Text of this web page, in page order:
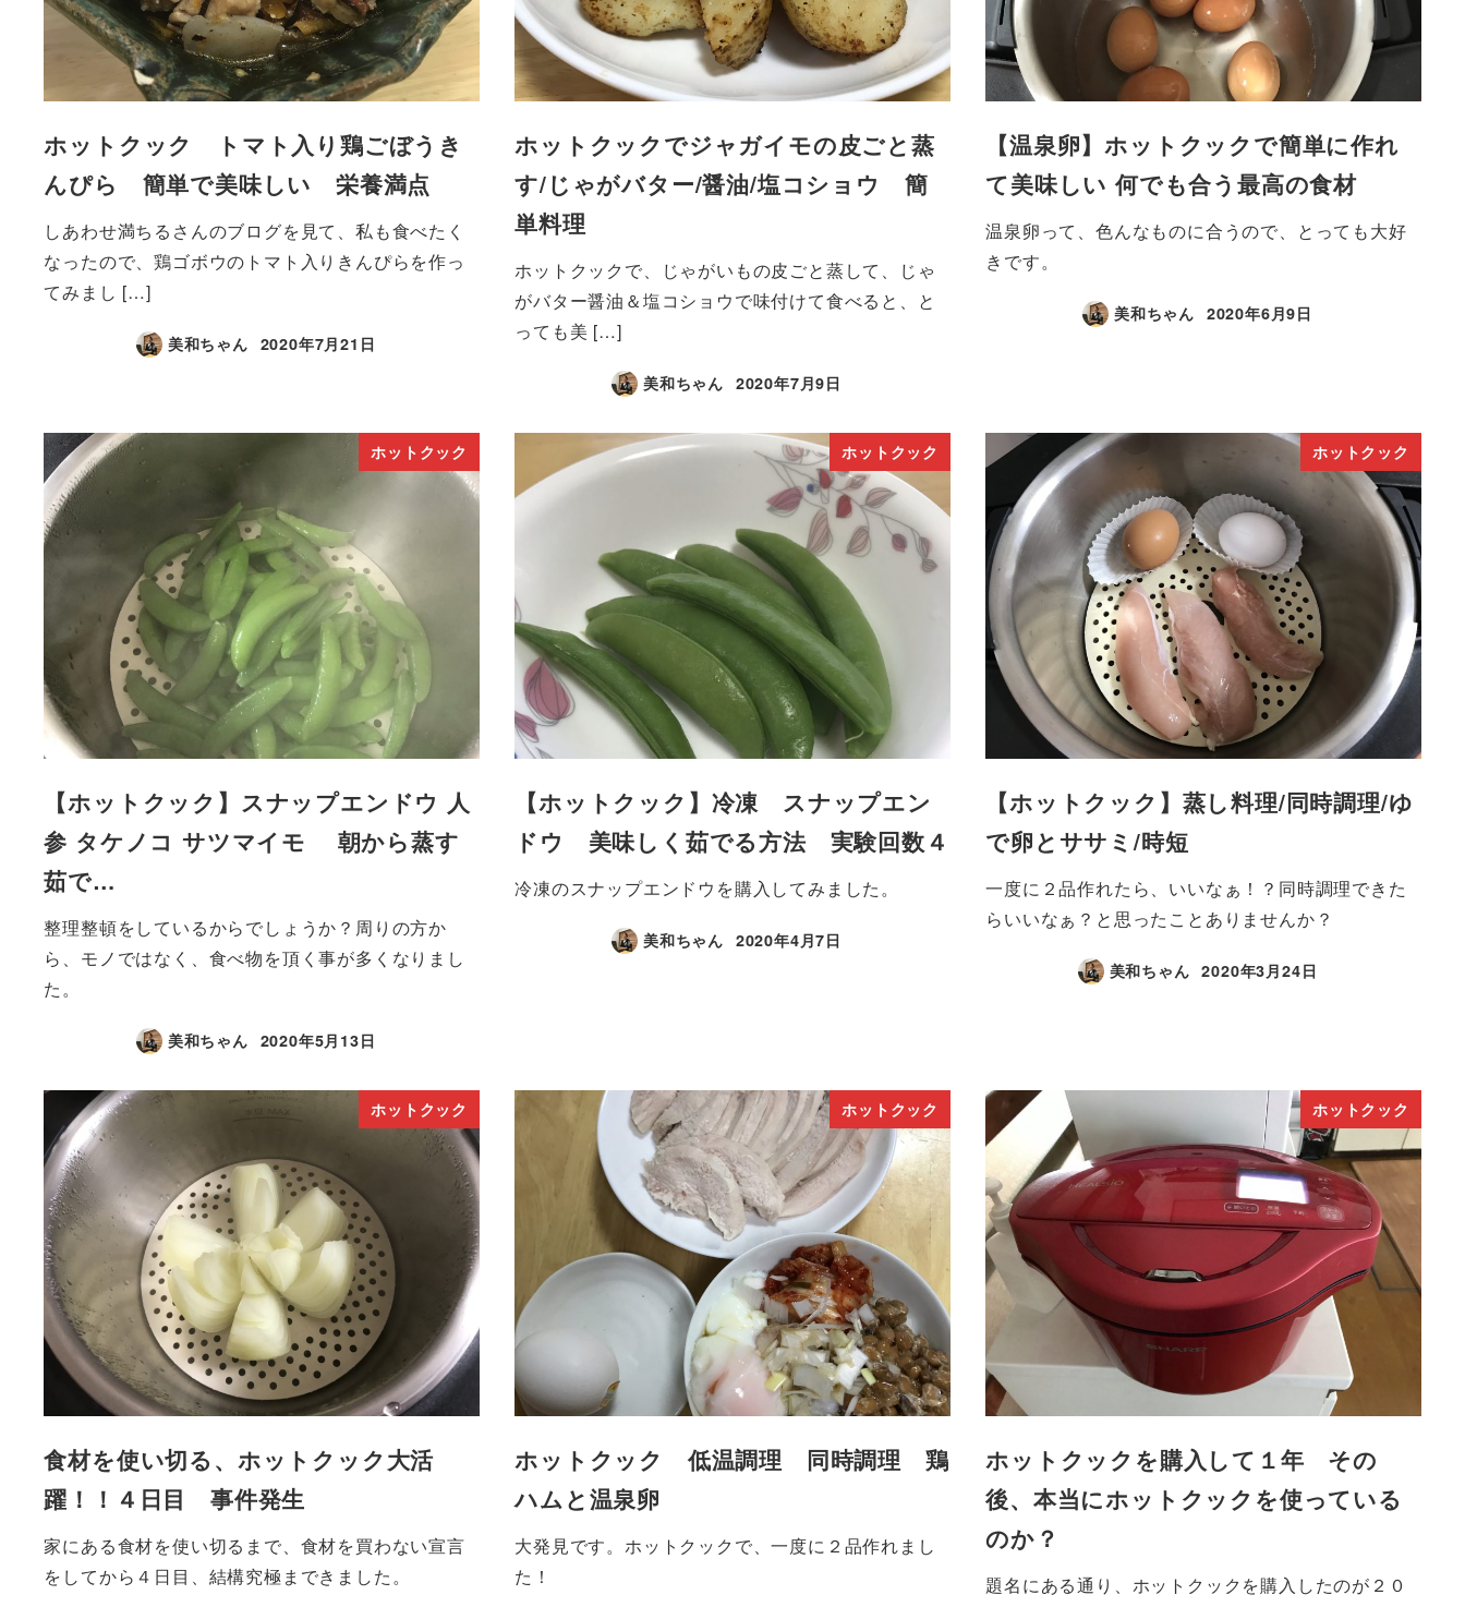
ホットクック トマト入り鶏ごぼうき
んぴら 簡単で美味しい 栄養満点
しあわせ満ちるさんのブログを見て、私も食べたく
なったので、鶏ゴボウのトマト入りきんぴらを作っ
てみまし […]
美和ちゃん 2020年7月21日
ホットクックでジャガイモの皮ごと蒸
す/じゃがバター/醤油/塩コショウ 簡
単料理
ホットクックで、じゃがいもの皮ごと蒸して、じゃ
がバター醤油＆塩コショウで味付けて食べると、と
っても美 […]
美和ちゃん 2020年7月9日
【温泉卵】ホットクックで簡単に作れ
て美味しい 何でも合う最高の食材
温泉卵って、色んなものに合うので、とっても大好
きです。
美和ちゃん 2020年6月9日
ホットクック
【ホットクック】スナップエンドウ 人
参 タケノコ サツマイモ 朝から蒸す
茹で…
整理整頓をしているからでしょうか？周りの方か
ら、モノではなく、食べ物を頂く事が多くなりまし
た。
美和ちゃん 2020年5月13日
ホットクック
【ホットクック】冷凍 スナップエン
ドウ 美味しく茹でる方法 実験回数４
冷凍のスナップエンドウを購入してみました。
美和ちゃん 2020年4月7日
ホットクック
【ホットクック】蒸し料理/同時調理/ゆ
で卵とササミ/時短
一度に２品作れたら、いいなぁ！？同時調理できた
らいいなぁ？と思ったことありませんか？
美和ちゃん 2020年3月24日
ホットクック
食材を使い切る、ホットクック大活
躍！！４日目 事件発生
家にある食材を使い切るまで、食材を買わない宣言
をしてから４日目、結構究極まできました。
ホットクック
ホットクック 低温調理 同時調理 鶏
ハムと温泉卵
大発見です。ホットクックで、一度に２品作れまし
た！
ホットクック
ホットクックを購入して１年 その
後、本当にホットクックを使っている
のか？
題名にある通り、ホットクックを購入したのが２０